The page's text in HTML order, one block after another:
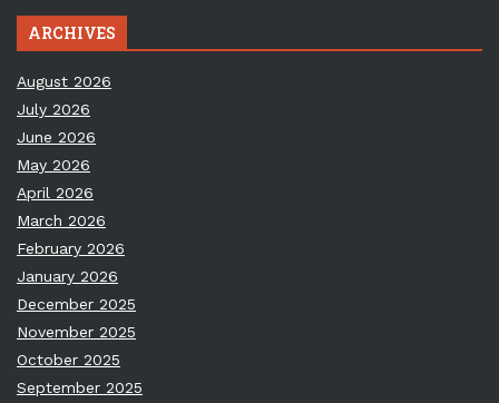
ARCHIVES
August 2026
July 2026
June 2026
May 2026
April 2026
March 2026
February 2026
January 2026
December 2025
November 2025
October 2025
September 2025